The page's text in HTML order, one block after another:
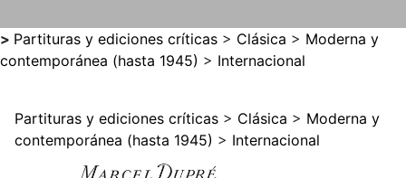
> Partituras y ediciones críticas > Clásica > Moderna y
contemporánea (hasta 1945) > Internacional
Partituras y ediciones críticas > Clásica > Moderna y
contemporánea (hasta 1945) > Internacional